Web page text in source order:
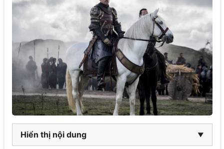
Hiển thị nội dung